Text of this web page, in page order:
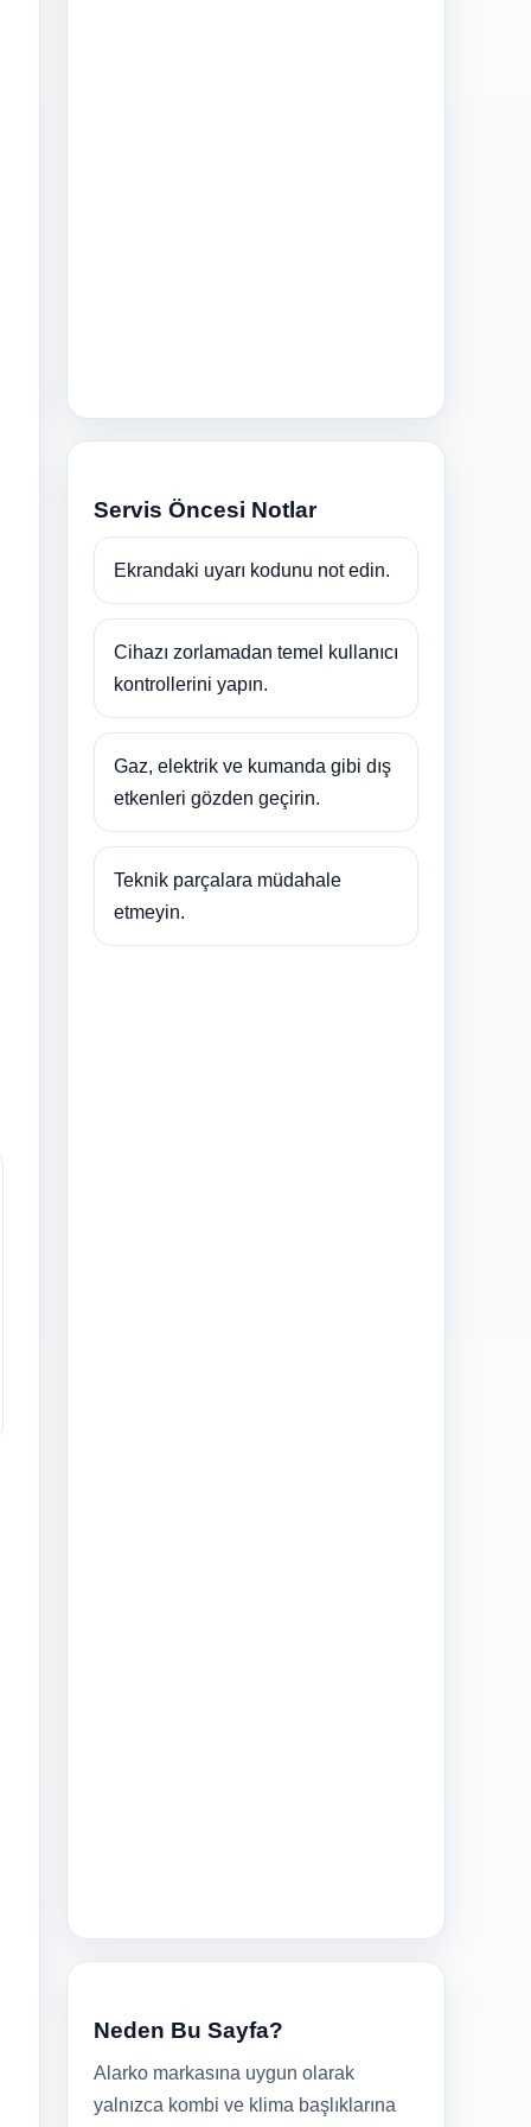
Servis Öncesi Notlar
Ekrandaki uyarı kodunu not edin.
Cihazı zorlamadan temel kullanıcı
kontrollerini yapın.
Gaz, elektrik ve kumanda gibi dış
etkenleri gözden geçirin.
Teknik parçalara müdahale
etmeyin.
Neden Bu Sayfa?
Alarko markasına uygun olarak
yalnızca kombi ve klima başlıklarına